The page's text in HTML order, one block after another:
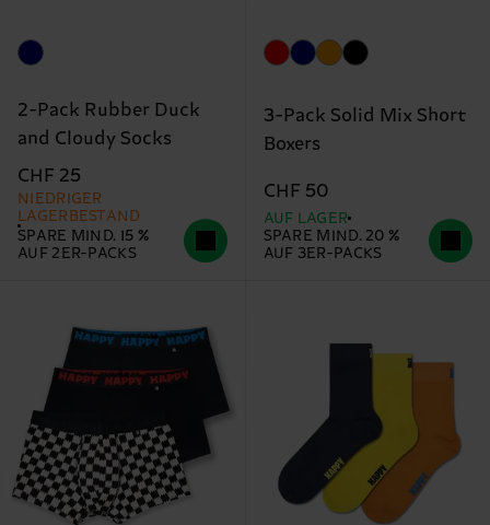
2-Pack Rubber Duck
and Cloudy Socks
CHF 25
NIEDRIGER
LAGERBESTAND
SPARE MIND. 15 %
AUF 2ER-PACKS
3-Pack Solid Mix Short
Boxers
CHF 50
AUF LAGER
SPARE MIND. 20 %
AUF 3ER-PACKS